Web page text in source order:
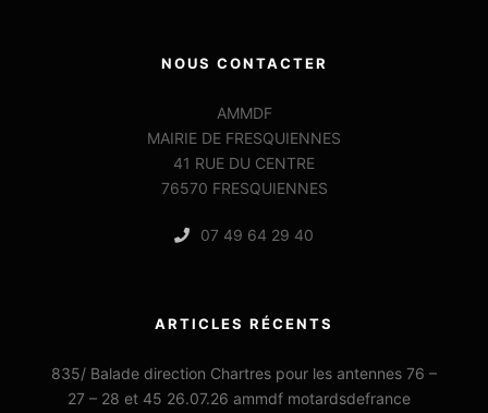
NOUS CONTACTER
AMMDF
MAIRIE DE FRESQUIENNES
41 RUE DU CENTRE
76570 FRESQUIENNES
07 49 64 29 40
ARTICLES RÉCENTS
835/ Balade direction Chartres pour les antennes 76 –
27 – 28 et 45 26.07.26 ammdf motardsdefrance